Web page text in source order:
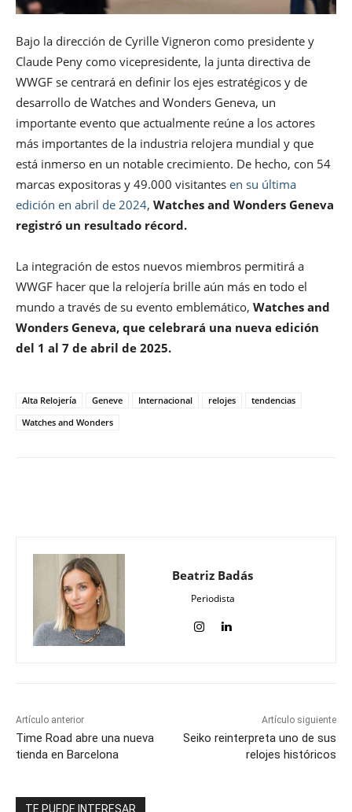
Bajo la dirección de Cyrille Vigneron como presidente y
Claude Peny como vicepresidente, la junta directiva de
WWGF se centrará en definir los ejes estratégicos y de
desarrollo de Watches and Wonders Geneva, un
importante evento que actualmente reúne a los actores
más importantes de la industria relojera mundial y que
está inmerso en un notable crecimiento. De hecho, con 54
marcas expositoras y 49.000 visitantes en su última
edición en abril de 2024, Watches and Wonders Geneva
registró un resultado récord.
La integración de estos nuevos miembros permitirá a
WWGF hacer que la relojería brille aún más en todo el
mundo a través de su evento emblemático, Watches and
Wonders Geneva, que celebrará una nueva edición
del 1 al 7 de abril de 2025.
Alta Relojería Geneve Internacional relojes
tendencias
Watches and Wonders
Beatriz Badás
Periodista
Artículo anterior
Time Road abre una nueva
tienda en Barcelona
Artículo siguiente
Seiko reinterpreta uno de sus
relojes históricos
TE PUEDE INTERESAR